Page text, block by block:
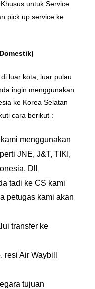
untuk Service
pick up service ke
luar kota, luar pulau
ingin menggunakan
ke Korea Selatan
cara berikut :
menggunakan
JNE, J&T, TIKI,
Dll
tadi ke CS kami
petugas kami akan
transfer ke
Air Waybill
tujuan